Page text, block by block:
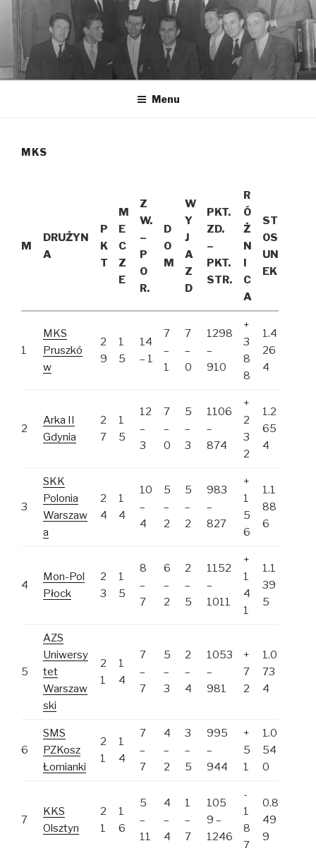
do
treści
Menu
MKS
M
DRUŻYN
A
P
K
T
M
E
C
Z
E
Z
W.
–
P
O
R.
D
O
M
W
Y
J
A
Z
D
PKT.
ZD.
–
PKT.
STR.
R
Ó
Ż
N
I
C
A
ST
OS
UN
EK
1
MKS
Pruszkó
w
2
9
1
5
14
– 1
7
–
1
7
–
0
1298
–
910
+
3
8
8
1.4
26
4
2
Arka II
Gdynia
2
7
1
5
12
–
3
7
–
0
5
–
3
1106
–
874
+
2
3
2
1.2
65
4
3
SKK
Polonia
Warszaw
a
2
4
1
4
10
–
4
5
–
2
5
–
2
983
–
827
+
1
5
6
1.1
88
6
4
Mon-Pol
Płock
2
3
1
5
8
–
7
6
–
2
2
–
5
1152
–
1011
+
1
4
1
1.1
39
5
5
AZS
Uniwersy
tet
Warszaw
ski
2
1
1
4
7
–
7
5
–
3
2
–
4
1053
–
981
+
7
2
1.0
73
4
6
SMS
PZKosz
Łomianki
2
1
1
4
7
–
7
4
–
2
3
–
5
995
–
944
+
5
1
1.0
54
0
7
KKS
Olsztyn
2
1
1
6
5
–
11
4
–
4
1
–
7
105
9 –
1246
-
1
8
7
0.8
49
9